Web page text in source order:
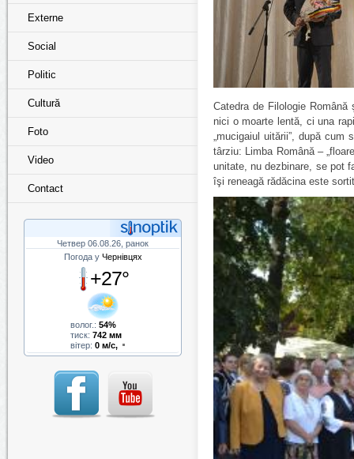
Externe
Social
Politic
Cultură
Foto
Video
Contact
Четвер 06.08.26, ранок
Погода у Чернівцях
+27°
волог.: 54%
тиск: 742 мм
вітер: 0 м/с,
Catedra de Filologie
nici o moarte lentă, ci una
„mucigaiul uitării”, după
târziu: Limba Română –
unitate, nu dezbinare, se pot
îşi reneagă rădăcina este